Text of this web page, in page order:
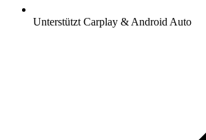
Unterstützt Carplay & Android Auto